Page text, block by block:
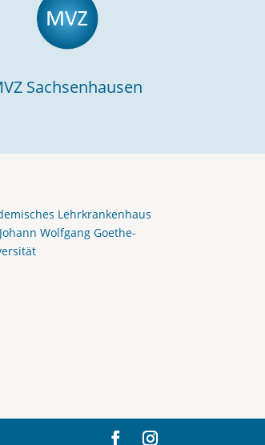
Sachsenhausen
Lehrkrankenhaus
Wolfgang Goethe-